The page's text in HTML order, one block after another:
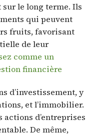
sur le long terme. Ils
qui peuvent
fruits, favorisant
de leur
comme un
financière
d’investissement, y
et l’immobilier.
actions d’entreprises
De même,